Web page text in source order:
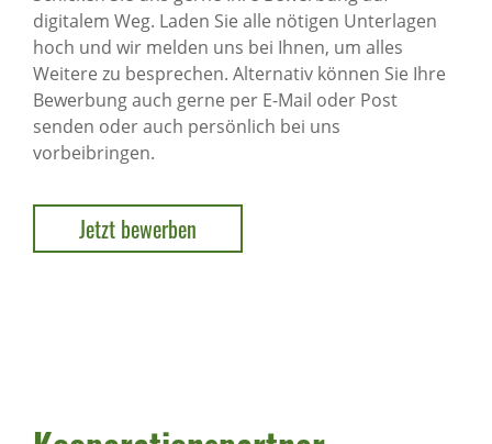
digitalem Weg. Laden Sie alle nötigen Unterlagen
hoch und wir melden uns bei Ihnen, um alles
Weitere zu besprechen. Alternativ können Sie Ihre
Bewerbung auch gerne per E-Mail oder Post
senden oder auch persönlich bei uns
vorbeibringen.
Jetzt bewerben